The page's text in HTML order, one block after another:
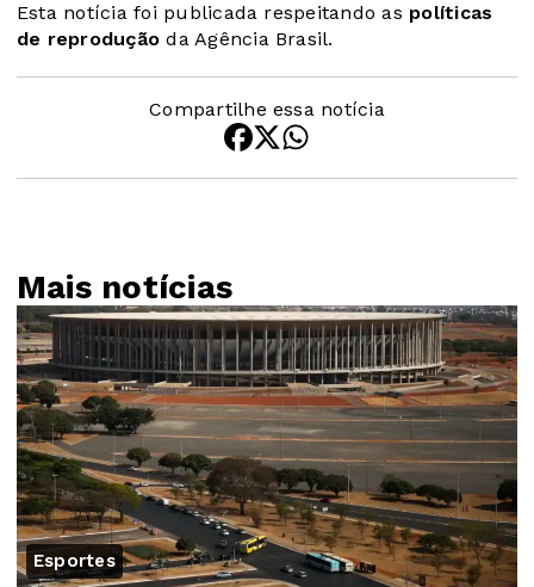
Esta notícia foi publicada respeitando as políticas
de reprodução da Agência Brasil.
Compartilhe essa notícia
Mais notícias
Esportes